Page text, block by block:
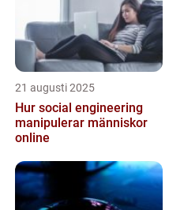
21 augusti 2025
Hur social engineering
manipulerar människor
online